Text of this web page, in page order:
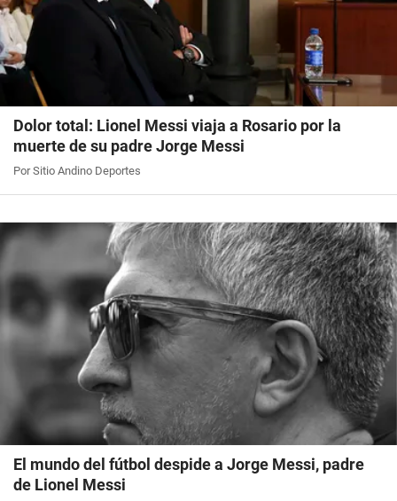
Dolor total: Lionel Messi viaja a Rosario por la
muerte de su padre Jorge Messi
Por Sitio Andino Deportes
El mundo del fútbol despide a Jorge Messi, padre
de Lionel Messi